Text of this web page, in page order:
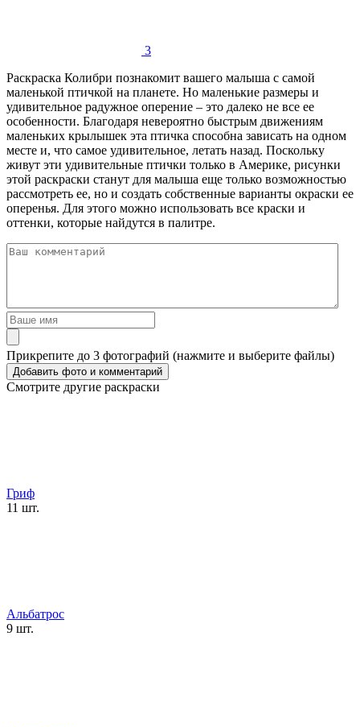
3
Раскраска Колибри познакомит вашего малыша с самой
маленькой птичкой на планете. Но маленькие размеры и
удивительное радужное оперение – это далеко не все ее
особенности. Благодаря невероятно быстрым движениям
маленьких крылышек эта птичка способна зависать на одном
месте и, что самое удивительное, летать назад. Поскольку
живут эти удивительные птички только в Америке, рисунки
этой раскраски станут для малыша еще только возможностью
рассмотреть ее, но и создать собственные варианты окраски ее
оперенья. Для этого можно использовать все краски и
оттенки, которые найдутся в палитре.
Прикрепите до 3 фотографий (нажмите и выберите файлы)
Смотрите другие раскраски
Гриф
11 шт.
Альбатрос
9 шт.